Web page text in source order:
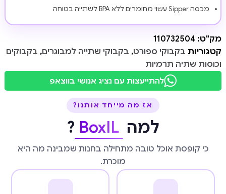
מכסה Sipper עשוי מחומרים ללא BPA לשתייה בטוחה
מק"ט: 110732504
קטגוריות בקבוקי ספורט, בקבוקי שתייה למבוגרים, בקבוקים
וכוסות שתיה תרמיות
להתייעצות עם נציג אנושי בווצאפ
אז מה מייחד אותנו?
למה BoxIL
?
כי קופסת אוכל טובה מתחילה בחנות שמבינה מה היא
מוכרת.